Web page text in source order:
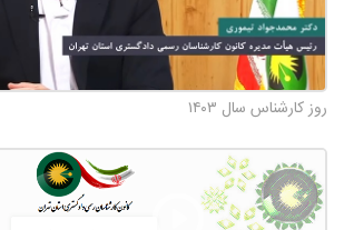
روز کارشناس سال ۱۴۰۳